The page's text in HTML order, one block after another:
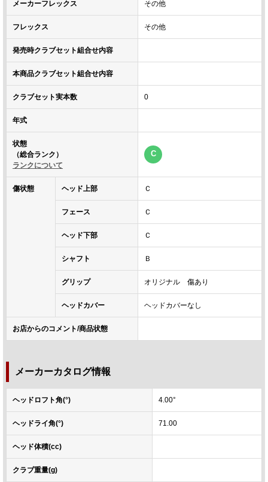
メーカーフレックス その他
フレックス その他
発売時クラブセット組合せ内容
本商品クラブセット組合せ内容
クラブセット実本数 0
年式
状態
（総合ランク）
ランクについて
C
傷状態 ヘッド上部 Ｃ
フェース Ｃ
ヘッド下部 Ｃ
シャフト Ｂ
グリップ オリジナル 傷あり
ヘッドカバー ヘッドカバーなし
お店からのコメント/商品状態
メーカーカタログ情報
ヘッドロフト角(°) 4.00°
ヘッドライ角(°) 71.00
ヘッド体積(cc)
クラブ重量(g)